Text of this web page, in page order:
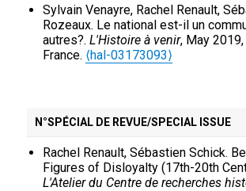
Jérôme Heurtaux, Rachel Renault,
Tarragoni. États de crise [Éditorial].
de Sciences Humaines, 2023, 44,
⟨10.4000/traces.15059⟩
de la Casa de Velázquez, 2022, 52 (1),
⟨10.4000/mcv.15699⟩ .⟨halshs-
Rachel Renault. Eine moralische
Steuern?.Jahrbuch für
Economic History Yearbook , 2021,
Sylvain Venayre, Rachel Renault,
Rozeaux. Le national est-il un
autres?.L'Histoire à venir, May
France. ⟨hal-03173093⟩
N°SPÉCIAL DE REVUE/SPECIAL ISSUE
Rachel Renault, Sébastien Schick.
Figures of Disloyalty (17th-20th
L'Atelier du Centre de recherches